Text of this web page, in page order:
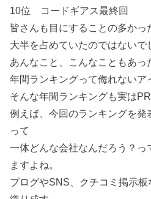
10位 コードギアス最終回
皆さんも目にすることの多かっ
大半を占めていたのではないで
あんなこと、こんなこともあっ
年間ランキングって侮れないア
そんな年間ランキングも実は
例えば、今回のランキングを発
って
一体どんな会社なんだろう？っ
ますよね。
ブログやSNS、クチコミ掲示